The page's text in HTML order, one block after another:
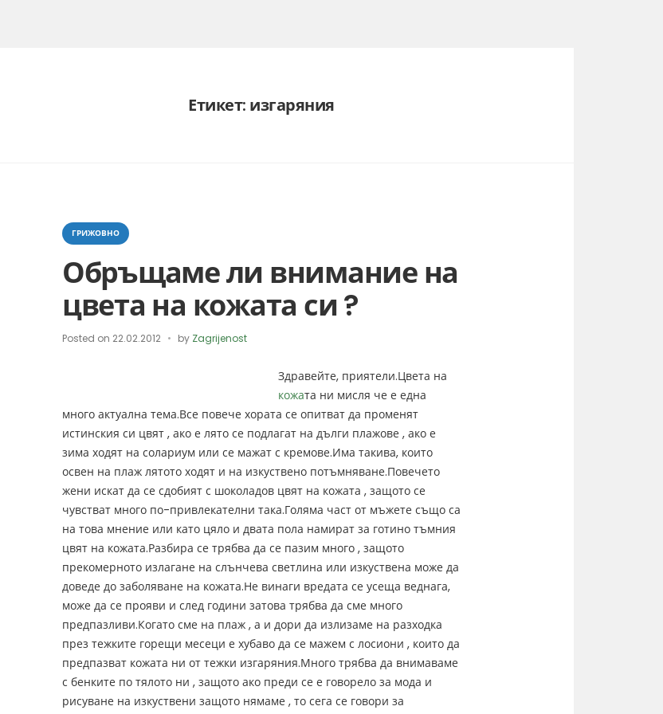
Етикет: изгаряния
Categories
ГРИЖОВНО
Обръщаме ли внимание на
цвета на кожата си ?
Posted on 22.02.2012 by Zagrijenost
Здравейте, приятели.Цвета на
кожата ни мисля че е една
много актуална тема.Все повече хората се опитват да променят
истинския си цвят , ако е лято се подлагат на дълги плажове , ако е
зима ходят на солариум или се мажат с кремове.Има такива, които
освен на плаж лятото ходят и на изкуствено потъмняване.Повечето
жени искат да се сдобият с шоколадов цвят на кожата , защото се
чувстват много по-привлекателни така.Голяма част от мъжете също са
на това мнение или като цяло и двата пола намират за готино тъмния
цвят на кожата.Разбира се трябва да се пазим много , защото
прекомерното излагане на слънчева светлина или изкуствена може да
доведе до заболяване на кожата.Не винаги вредата се усеща веднага,
може да се прояви и след години затова трябва да сме много
предпазливи.Когато сме на плаж , а и дори да излизаме на разходка
през тежките горещи месеци е хубаво да се мажем с лосиони , които да
предпазват кожата ни от тежки изгаряния.Много трябва да внимаваме
с бенките по тялото ни , защото ако преди се е говорело за мода и
рисуване на изкуствени защото нямаме , то сега се говори за